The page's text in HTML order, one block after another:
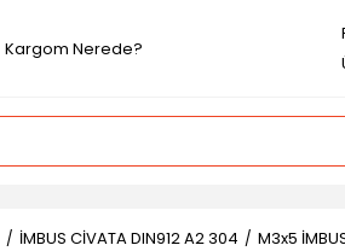
Kargom Nerede?
İMBUS CİVATA DIN912 A2 304 M3x5